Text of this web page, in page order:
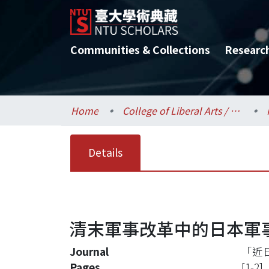
Communities & Collections
Home College of Liberal Arts / 文學院
Details
清末軍事改革中的日本
Journal
「